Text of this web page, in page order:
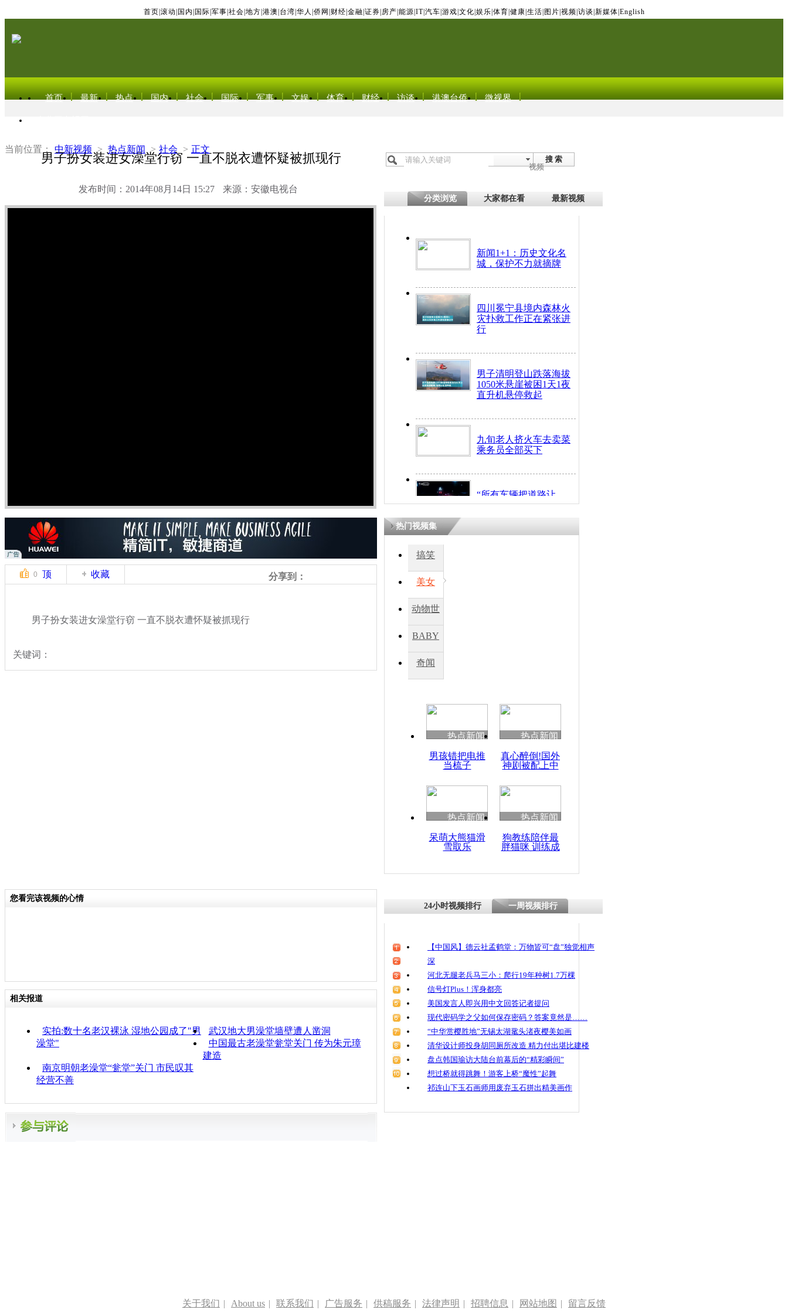
首页 滚动 国内 国际 军事 社会 地方 港澳 台湾 华人 侨网 财经 金融 证券 房产 能源 IT| 汽车 游戏 文化 娱乐 体育 健康 生活 图片 视频 访谈 新媒体 English
首页 最新 热点 国内 社会 国际 军事 文娱 体育 财经 访谈 港澳台侨 微视界
当前位置： 中新视频 > 热点新闻 > 社会 > 正文
男子扮女装进女澡堂行窃 一直不脱衣遭怀疑被抓现行
发布时间：2014年08月14日 15:27 来源：安徽电视台
搜 索
视频
分类浏览 大家都在看 最新视频
新闻1+1：历史文化名
城，保护不力就摘牌
四川冕宁县境内森林火
灾扑救工作正在紧张进
行
男子清明登山跌落海拔
1050米悬崖被困1天1夜
直升机悬停救起
九旬老人挤火车去卖菜
乘务员全部买下
“所有车辆把道路让
开！”儿童突发疾病交
因
度苗族花山节
魂
0 顶 收藏 分享到：
男子扮女装进女澡堂行窃 一直不脱衣遭怀疑被抓现行
关键词：
热门视频集
搞笑
美女
动物世
BABY
秀
奇闻
热点新闻
男孩错把电推
当梳子
热点新闻
真心醉倒!国外
神剧被配上中
热点新闻
呆萌大熊猫滑
雪取乐
热点新闻
狗教练陪伴最
胖猫咪 训练成
您看完该视频的心情
相关报道
实拍:数十名老汉裸泳 湿地公园成了"男
澡堂"
武汉地大男澡堂墙壁遭人凿洞
中国最古老澡堂瓮堂关门 传为朱元璋
建造
南京明朝老澡堂“瓮堂”关门 市民叹其
经营不善
24小时视频排行 一周视频排行
【中国风】德云社孟鹤堂：万物皆可“盘”独觉相声
深
河北无腿老兵马三小：爬行19年种树1.7万棵
信号灯Plus！浑身都亮
美国发言人即兴用中文回答记者提问
现代密码学之父如何保存密码？答案竟然是……
“中华赏樱胜地”无锡太湖鼋头渚夜樱美如画
清华设计师投身胡同厕所改造 精力付出堪比建楼
盘点韩国瑜访大陆台前幕后的“精彩瞬间”
想过桥就得跳舞！游客上桥“魔性”起舞
祁连山下玉石画师用废弃玉石拼出精美画作
关于我们 | About us | 联系我们 | 广告服务 | 供稿服务 | 法律声明 | 招聘信息 | 网站地图 | 留言反馈